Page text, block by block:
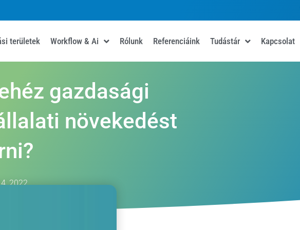
területek Workflow & Ai Rólunk Referenciáink Tudástár Kapcsolat
gazdasági
növekedést
2022